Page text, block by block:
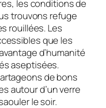
les conditions de
trouvons refuge
rouillées. Les
que les
d’humanité
aseptisées.
de bons
autour d’un verre
le soir.